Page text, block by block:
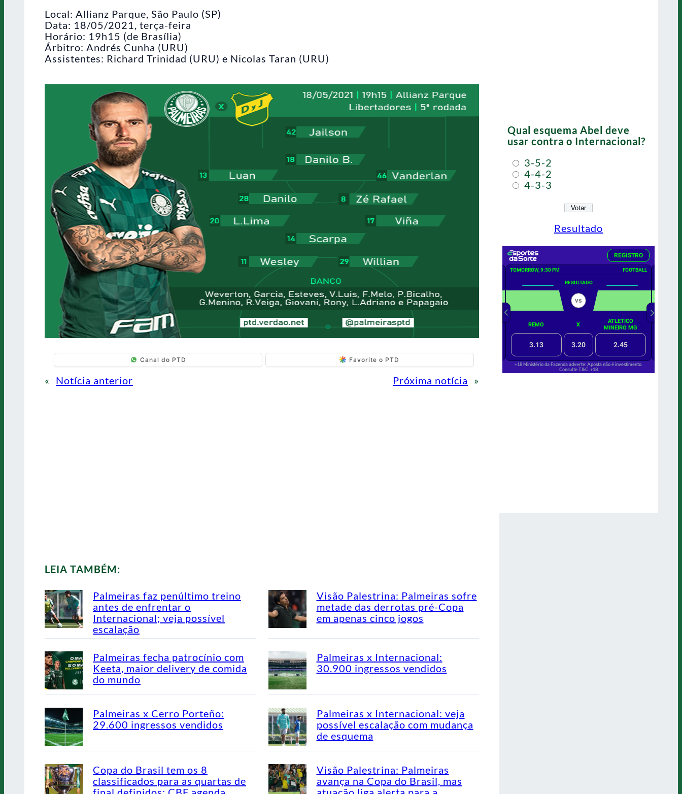
Local: Allianz Parque, São Paulo (SP)
Data: 18/05/2021, terça-feira
Horário: 19h15 (de Brasília)
Árbitro: Andrés Cunha (URU)
Assistentes: Richard Trinidad (URU) e Nicolas Taran (URU)
Canal do PTD Favorite o PTD
« Notícia anterior Próxima notícia »
LEIA TAMBÉM:
Palmeiras faz penúltimo treino
antes de enfrentar o
Internacional; veja possível
escalação
Visão Palestrina: Palmeiras sofre
metade das derrotas pré-Copa
em apenas cinco jogos
Palmeiras fecha patrocínio com
Keeta, maior delivery de comida
do mundo
Palmeiras x Internacional:
30.900 ingressos vendidos
Palmeiras x Cerro Porteño:
29.600 ingressos vendidos
Palmeiras x Internacional: veja
possível escalação com mudança
de esquema
Copa do Brasil tem os 8
classificados para as quartas de
Visão Palestrina: Palmeiras
avança na Copa do Brasil, mas
Qual esquema Abel deve
usar contra o Internacional?
3-5-2
4-4-2
4-3-3
Resultado